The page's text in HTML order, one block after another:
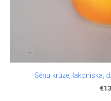
Sēņu krūze, lakoniska,